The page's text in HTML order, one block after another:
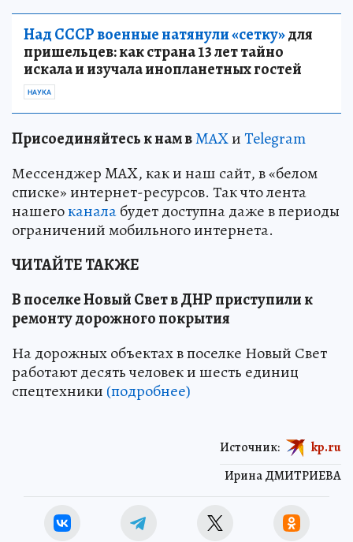
Над СССР военные натянули «сетку»для
пришельцев: как страна 13 лет тайно
искала и изучала инопланетных гостей
НАУКА
Присоединяйтесь к нам вMAXиTelegram
Мессенджер MAX, как и наш сайт, в «белом
списке» интернет-ресурсов. Так что лента
нашегоканалабудет доступна даже в периоды
ограничений мобильного интернета.
ЧИТАЙТЕ ТАКЖЕ
В поселке Новый Свет в ДНР приступили к
ремонту дорожного покрытия
На дорожных объектах в поселке Новый Свет
работают десять человек и шесть единиц
спецтехники (подробнее)
Ирина ДМИТРИЕВА
Источник: kp.ru